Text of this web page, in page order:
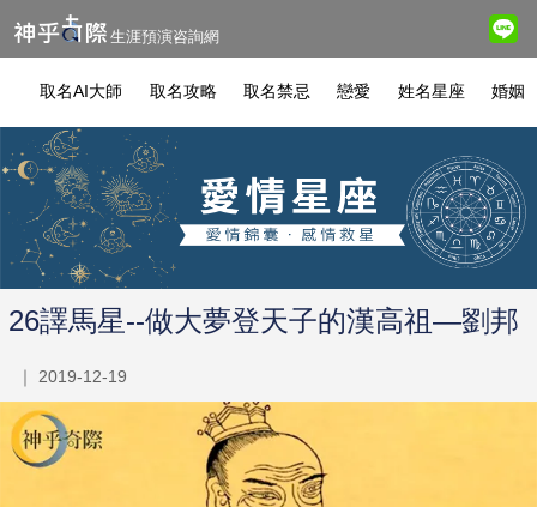
生涯預演咨詢網
取名AI大師 取名攻略 取名禁忌 戀愛 姓名星座 婚姻
26譯馬星--做大夢登天子的漢高祖—劉邦
｜ 2019-12-19